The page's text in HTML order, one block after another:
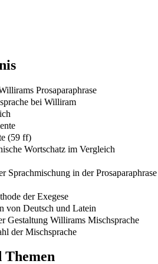
Prosaparaphrase
bei Williram
(59 ff)
Wortschatz im Vergleich
Sprachmischung in der Prosaparaphrase
der Exegese
von Deutsch und Latein
Gestaltung Willirams Mischsprache
der Mischsprache
Themen